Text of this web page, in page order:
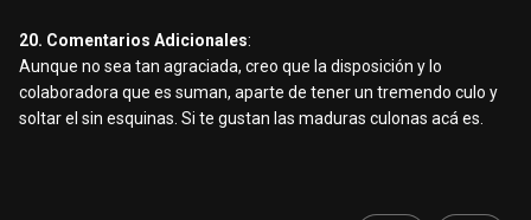
20. Comentarios Adicionales:
Aunque no sea tan agraciada, creo que la disposición y lo
colaboradora que es suman, aparte de tener un tremendo culo y
soltar el sin esquinas. Si te gustan las maduras culonas acá es.